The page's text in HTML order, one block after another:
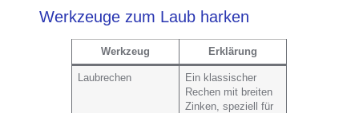
Werkzeuge zum Laub harken
Werkzeug Erklärung
Laubrechen
Ein klassischer
Rechen mit breiten
Zinken, speziell für